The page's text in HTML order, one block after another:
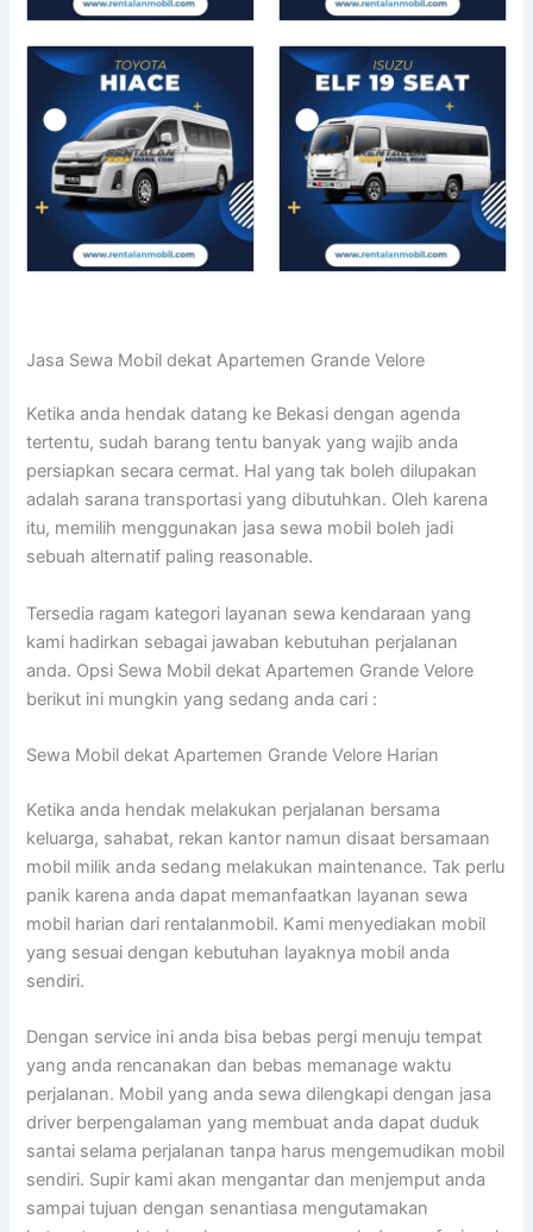
Jasa Sewa Mobil dekat Apartemen Grande Velore
Ketika anda hendak datang ke Bekasi dengan agenda
tertentu, sudah barang tentu banyak yang wajib anda
persiapkan secara cermat. Hal yang tak boleh dilupakan
adalah sarana transportasi yang dibutuhkan. Oleh karena
itu, memilih menggunakan jasa sewa mobil boleh jadi
sebuah alternatif paling reasonable.
Tersedia ragam kategori layanan sewa kendaraan yang
kami hadirkan sebagai jawaban kebutuhan perjalanan
anda. Opsi Sewa Mobil dekat Apartemen Grande Velore
berikut ini mungkin yang sedang anda cari :
Sewa Mobil dekat Apartemen Grande Velore Harian
Ketika anda hendak melakukan perjalanan bersama
keluarga, sahabat, rekan kantor namun disaat bersamaan
mobil milik anda sedang melakukan maintenance. Tak perlu
panik karena anda dapat memanfaatkan layanan sewa
mobil harian dari rentalanmobil. Kami menyediakan mobil
yang sesuai dengan kebutuhan layaknya mobil anda
sendiri.
Dengan service ini anda bisa bebas pergi menuju tempat
yang anda rencanakan dan bebas memanage waktu
perjalanan. Mobil yang anda sewa dilengkapi dengan jasa
driver berpengalaman yang membuat anda dapat duduk
santai selama perjalanan tanpa harus mengemudikan mobil
sendiri. Supir kami akan mengantar dan menjemput anda
sampai tujuan dengan senantiasa mengutamakan